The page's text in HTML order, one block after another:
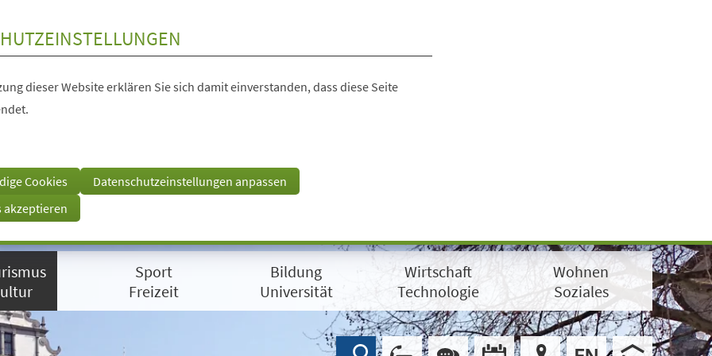
dieser Website erklären Sie sich damit einverstanden, dass diese Seite
Cookies
Datenschutzeinstellungen anpassen
akzeptieren
Sport
Freizeit
Bildung
Universität
Wirtschaft
Technologie
Wohnen
Soziales